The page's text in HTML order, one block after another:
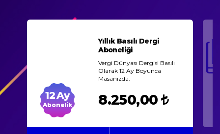
12
Abonelik
Yıllık Basılı Dergi
Aboneliği
Vergi Dünyası Dergisi Basılı
Olarak 12 Ay Boyunca
Masanızda.
8.250,00